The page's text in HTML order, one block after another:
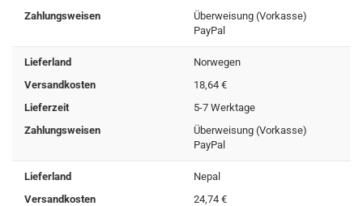
Zahlungsweisen
Überweisung (Vorkasse)
PayPal
Lieferland
Norwegen
Versandkosten
18,64 €
Lieferzeit
5-7 Werktage
Zahlungsweisen
Überweisung (Vorkasse)
PayPal
Lieferland
Nepal
Versandkosten
24,74 €